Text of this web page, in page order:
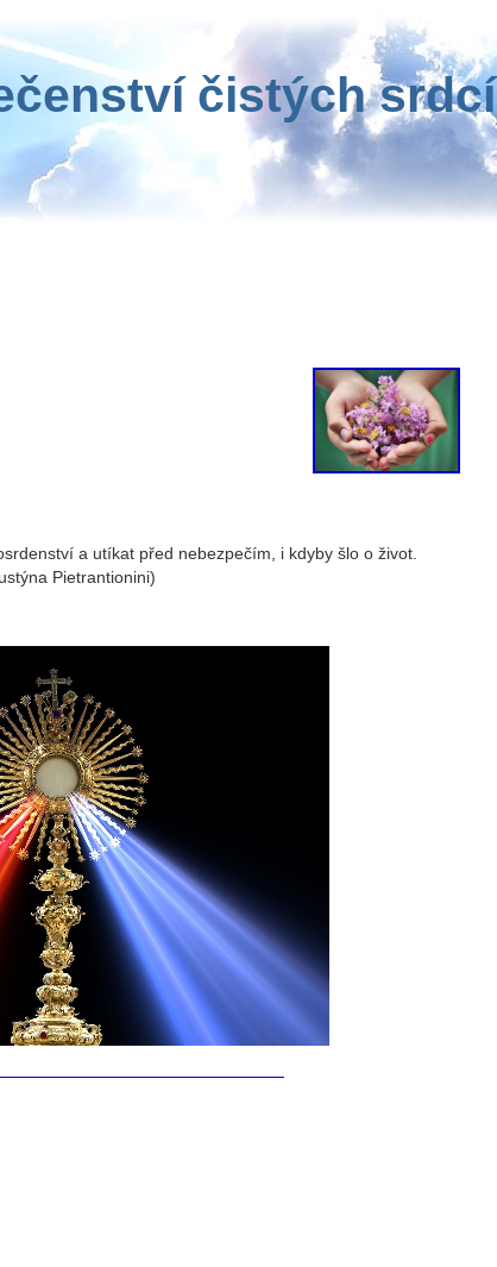
čistých srdcí
a utíkat před nebezpečím, i kdyby šlo o život.
Pietrantionini)